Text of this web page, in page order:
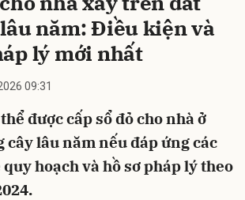
năm: Điều kiện và
lý mới nhất
09:31
được cấp sổ đỏ cho nhà ở
lâu năm nếu đáp ứng các
hoạch và hồ sơ pháp lý theo
Hủy Gửi